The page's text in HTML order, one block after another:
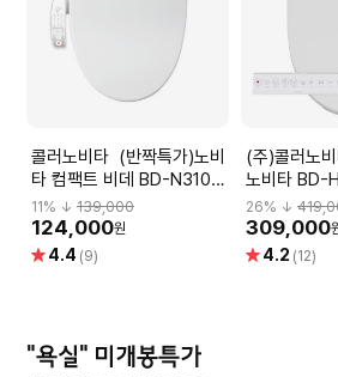
콜러노비타 (반짝특가)노비
타 컴팩트 비데 BD-N310P
연속온수 직수형 비데
11 % ↓ 139,000
124,000원
별 4.4 (9)
(주)콜러노비타 [무료
노비타 BD-
형 3단계 안
균) 방수비데
26% ↓
309,000
별 4.2 (12)
"욕실" 미개봉특가